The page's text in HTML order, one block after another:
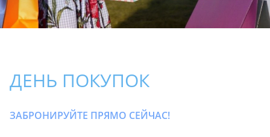
ДЕНЬ ПОКУПОК
ЗАБРОНИРУЙТЕ ПРЯМО СЕЙЧАС!